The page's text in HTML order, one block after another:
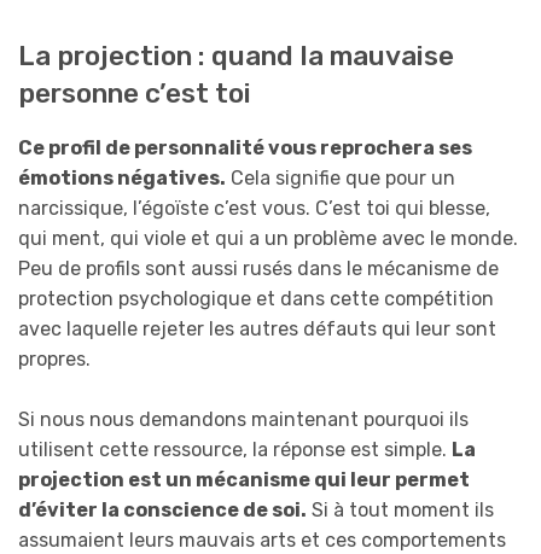
La projection : quand la mauvaise
personne c’est toi
Ce profil de personnalité vous reprochera ses
émotions négatives. Cela signifie que pour un
narcissique, l’égoïste c’est vous. C’est toi qui blesse,
qui ment, qui viole et qui a un problème avec le monde.
Peu de profils sont aussi rusés dans le mécanisme de
protection psychologique et dans cette compétition
avec laquelle rejeter les autres défauts qui leur sont
propres.
Si nous nous demandons maintenant pourquoi ils
utilisent cette ressource, la réponse est simple. La
projection est un mécanisme qui leur permet
d’éviter la conscience de soi. Si à tout moment ils
assumaient leurs mauvais arts et ces comportements